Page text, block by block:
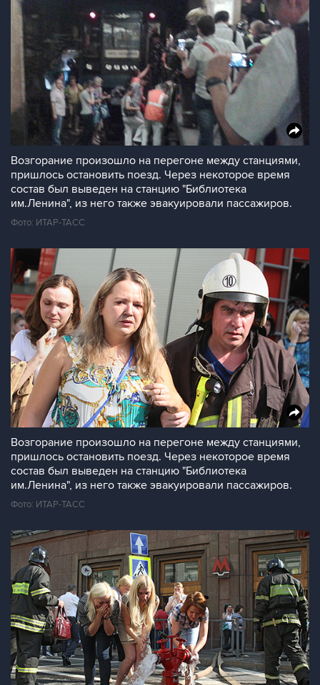
Возгорание произошло на перегоне между станциями,
пришлось остановить поезд. Через некоторое время
состав был выведен на станцию "Библиотека
им.Ленина", из него также эвакуировали пассажиров.
Фото: ИТАР-ТАСС
Возгорание произошло на перегоне между станциями,
пришлось остановить поезд. Через некоторое время
состав был выведен на станцию "Библиотека
им.Ленина", из него также эвакуировали пассажиров.
Фото: ИТАР-ТАСС